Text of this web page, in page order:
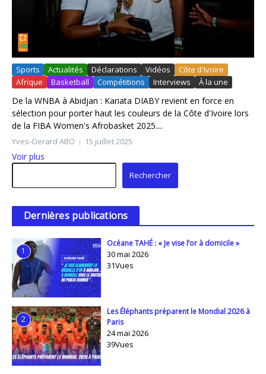
Sports Actualités Déclarations Vidéos
Côte d'Ivoire
Afrique
Basketball Compétitions Interviews À la une
De la WNBA à Abidjan : Kariata DIABY revient en force en
sélection pour porter haut les couleurs de la Côte d'Ivoire lors
de la FIBA Women's Afrobasket 2025....
Yves-Gerard ABO 15 juillet 2025
Voir plus
Rechercher
Dernières publications
1
Océane TAHÉ : « Je vise l’or à domicile »
30 mai 2026
31Vues
2
Les Éléphants préparent le Mondial 2026 à
Paris
24 mai 2026
39Vues